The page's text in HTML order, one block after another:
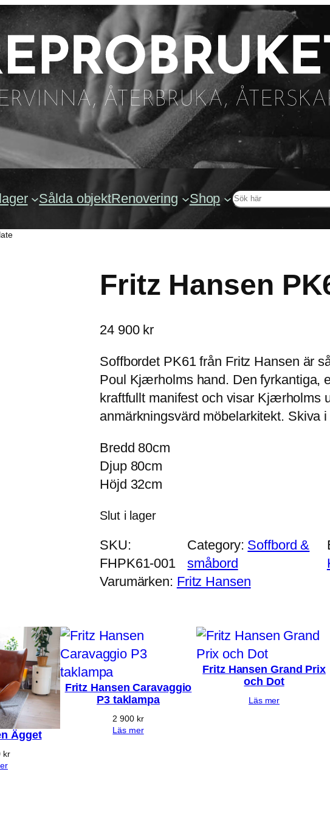
Sålda objektRenovering Shop Sök
Fritz Hansen
24 900 kr
Soffbordet PK61 från Fritz Hansen är
Poul Kjærholms hand. Den fyrkantiga,
kraftfullt manifest och visar Kjærholms
anmärkningsvärd möbelarkitekt. Skiva
Bredd 80cm
Djup 80cm
Höjd 32cm
Slut i lager
SKU:
FHPK61-001
Category: Soffbord &
småbord
Varumärken: Fritz Hansen
Ägget
kr
Fritz Hansen Caravaggio
P3 taklampa
2 900 kr
Läs mer
Fritz Hansen Grand Prix
och Dot
Läs mer